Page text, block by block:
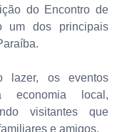
do Encontro de
um dos principais
lazer, os eventos
economia local,
visitantes que
e amigos.